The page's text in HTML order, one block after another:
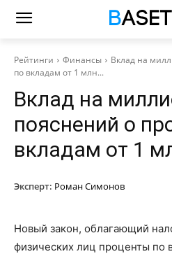
Рейтинги Финансы
Вклад на
по вкладам от 1 млн...
Вклад на
пояснений о
вкладам от 1
Эксперт: Роман Симонов
Новый закон, облагающий
физических лиц проценты по